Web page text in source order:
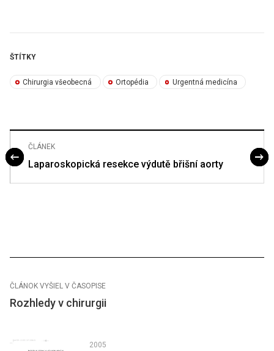
ŠTÍTKY
Chirurgia všeobecná Ortopédia Urgentná medicína
ČLÁNEK
Laparoskopická resekce výdutě břišní aorty
ČLÁNOK VYŠIEL V ČASOPISE
Rozhledy v chirurgii
2005